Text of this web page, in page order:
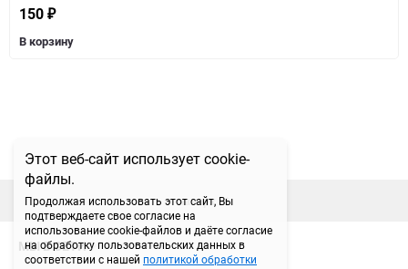
Этот веб-сайт использует cookie-
файлы.
Продолжая использовать этот сайт, Вы
подтверждаете свое согласие на
использование cookie-файлов и даёте согласие
на обработку пользовательских данных в
соответствии с нашей политикой обработки
150 ₽
В корзину
наверх
МЫ В СЕТИ